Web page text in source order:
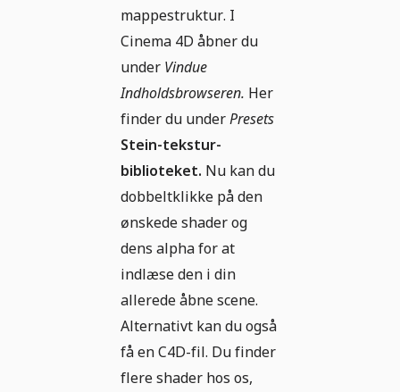
mappestruktur. I
Cinema 4D åbner du
under Vindue
Indholdsbrowseren. Her
finder du underPresets
Stein-tekstur-
biblioteket. Nu kan du
dobbeltklikke på den
ønskede shader og
dens alpha for at
indlæse den i din
allerede åbne scene.
Alternativt kan du også
få en C4D-fil. Du finder
flere shader hos os,